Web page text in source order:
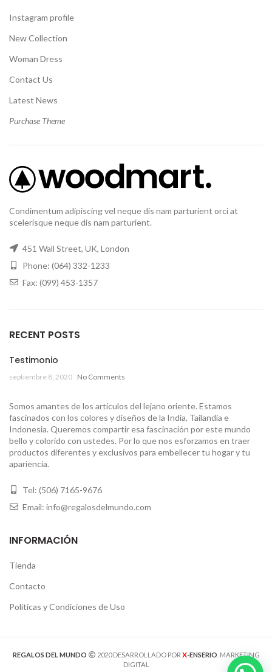
Instagram profile
New Collection
Woman Dress
Contact Us
Latest News
Purchase Theme
Condimentum adipiscing vel neque dis nam parturient orci at
scelerisque neque dis nam parturient.
451 Wall Street, UK, London
Phone: (064) 332-1233
Fax: (099) 453-1357
RECENT POSTS
Testimonio
septiembre 8, 2020 No Comments
Somos amantes de los artículos del lejano oriente. Estamos
fascinados con los colores y diseños de la India, Tailandia e
Indonesia. Queremos compartir esa fascinación por este mundo
bello y colorido con ustedes. Por lo que nos esforzamos en traer
productos diferentes y exclusivos para embellecer tu hogar y tu
apariencia.
Tel: (506) 7165-9676
Email: info@regalosdelmundo.com
INFORMACIÓN
Tienda
Contacto
Políticas y Condiciones de Uso
REGALOS DEL MUNDO 2020 DESARROLLADO POR X-ENSERIO . MARKETING
DIGITAL